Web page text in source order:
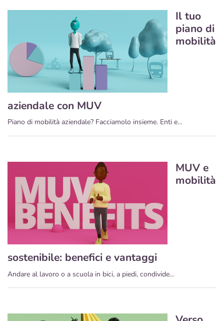
Il tuo
piano di
mobilità
aziendale con MUV
Piano di mobilità aziendale? Facciamolo insieme. Enti e...
MUV e
mobilità
sostenibile: benefici e vantaggi
Andare al lavoro o a scuola in bici, a piedi, condivide...